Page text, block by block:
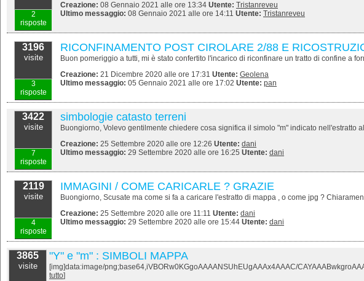
2
risposte
Creazione: 08 Gennaio 2021 alle ore 13:34 Utente: Tristanreveu
Ultimo messaggio: 08 Gennaio 2021 alle ore 14:11 Utente: Tristanreveu
3196
visite
3
risposte
RICONFINAMENTO POST CIROLARE 2/88 E
Buon pomeriggio a tutti, mi è stato confertito l'incarico di riconfinare un tratto di confine a
Creazione: 21 Dicembre 2020 alle ore 17:31 Utente: Geolena
Ultimo messaggio: 05 Gennaio 2021 alle ore 17:02 Utente: pan
3422
visite
7
risposte
simbologie catasto terreni
Buongiorno, Volevo gentilmente chiedere cosa significa il simolo "m" indicato
Creazione: 25 Settembre 2020 alle ore 12:26 Utente: dani
Ultimo messaggio: 29 Settembre 2020 alle ore 16:25 Utente: dani
2119
visite
4
risposte
IMMAGINI / COME CARICARLE ? GRAZIE
Buongiorno, Scusate ma come si fa a caricare l'estratto di mappa , o come jpg ?
Creazione: 25 Settembre 2020 alle ore 11:11 Utente: dani
Ultimo messaggio: 29 Settembre 2020 alle ore 15:44 Utente: dani
3865
visite
"Y" e "m" : SIMBOLI MAPPA
[img]data:image/png;base64,iVBORw0KGgoAAAANSUhEUgAAAx4AAAC/
tutto]